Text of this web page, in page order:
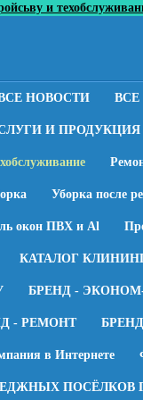
и
НОВОСТИ
И ПРОДУКЦИЯ
Уборка после
окон ПВХ и Al
КАТАЛОГ
БРЕНД -
- РЕМОНТ
в Интернете
ПОСЁЛКОВ